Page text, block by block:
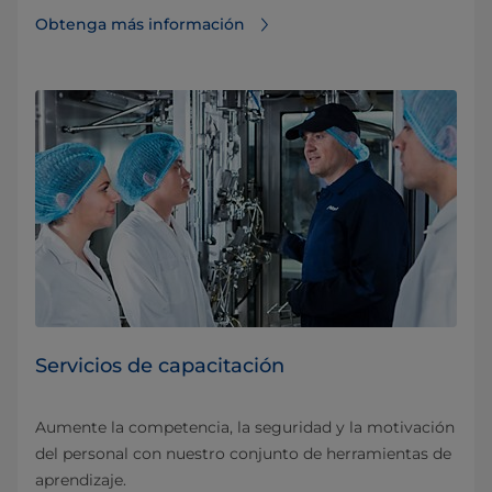
Obtenga más información
Servicios de capacitación
Aumente la competencia, la seguridad y la motivación
del personal con nuestro conjunto de herramientas de
aprendizaje.